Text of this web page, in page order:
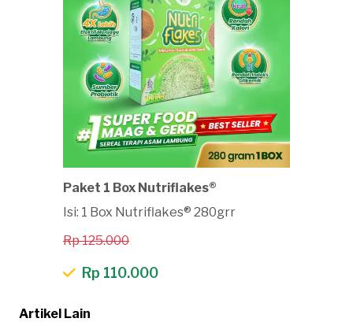
Paket 1 Box Nutriflakes®
Isi: 1 Box Nutriflakes® 280grr
Rp 125.000
Rp 110.000
Artikel Lain